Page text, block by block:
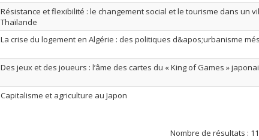
Résistance et flexibilité : le changement social et le tourisme dans un
Thaïlande
La crise du logement en Algérie : des politiques d&apos;urbanisme
Des jeux et des joueurs : l’âme des cartes du « King of Games »
Capitalisme et agriculture au Japon
Nombre de résultats :